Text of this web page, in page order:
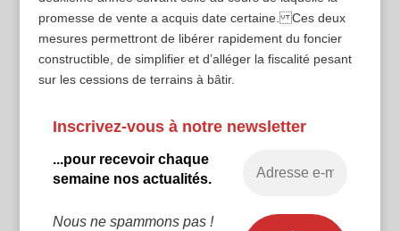
promesse de vente a acquis date certaine. Ces deux
mesures permettront de libérer rapidement du foncier
constructible, de simplifier et d’alléger la fiscalité pesant
sur les cessions de terrains à bâtir.
Inscrivez-vous à notre newsletter
...pour recevoir chaque
semaine nos actualités.
Nous ne spammons pas !